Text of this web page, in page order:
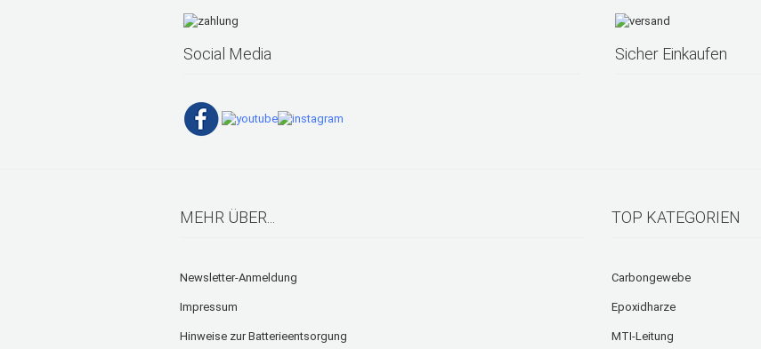
Social Media Sicher Einkaufen
MEHR ÜBER...
Newsletter-Anmeldung
Impressum
Hinweise zur Batterieentsorgung
TOP KATEGORIEN
Carbongewebe
Epoxidharze
MTI-Leitung